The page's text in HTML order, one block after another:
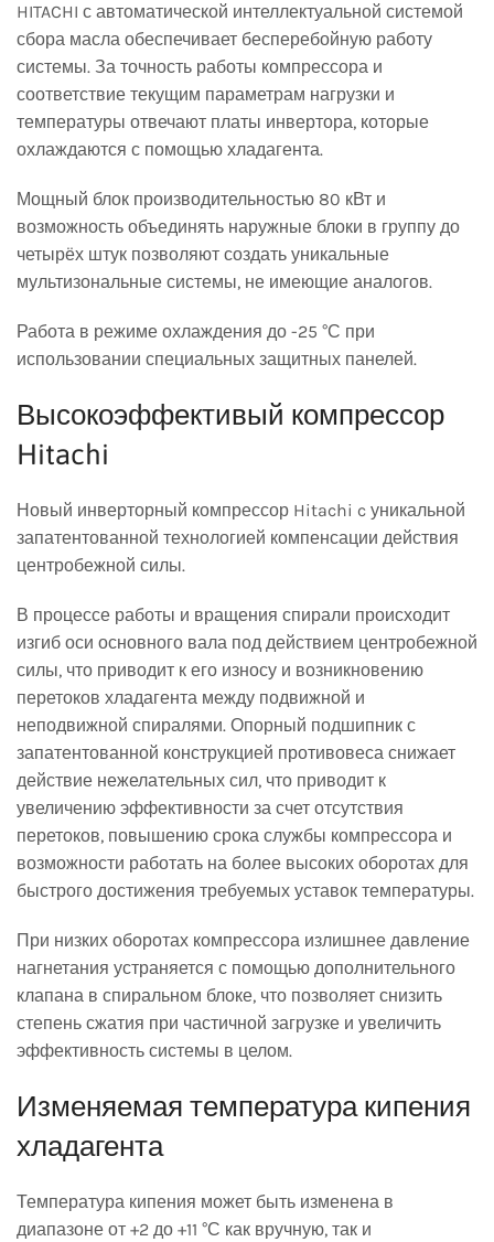
HITACHI с автоматической интеллектуальной системой
сбора масла обеспечивает бесперебойную работу
системы. За точность работы компрессора и
соответствие текущим параметрам нагрузки и
температуры отвечают платы инвертора, которые
охлаждаются с помощью хладагента.
Мощный блок производительностью 80 кВт и
возможность объединять наружные блоки в группу до
четырёх штук позволяют создать уникальные
мультизональные системы, не имеющие аналогов.
Работа в режиме охлаждения до -25 °С при
использовании специальных защитных панелей.
Высокоэффективый компрессор
Hitachi
Новый инверторный компрессор Hitachi c уникальной
запатентованной технологией компенсации действия
центробежной силы.
В процессе работы и вращения спирали происходит
изгиб оси основного вала под действием центробежной
силы, что приводит к его износу и возникновению
перетоков хладагента между подвижной и
неподвижной спиралями. Опорный подшипник с
запатентованной конструкцией противовеса снижает
действие нежелательных сил, что приводит к
увеличению эффективности за счет отсутствия
перетоков, повышению срока службы компрессора и
возможности работать на более высоких оборотах для
быстрого достижения требуемых уставок температуры.
При низких оборотах компрессора излишнее давление
нагнетания устраняется с помощью дополнительного
клапана в спиральном блоке, что позволяет снизить
степень сжатия при частичной загрузке и увеличить
эффективность системы в целом.
Изменяемая температура кипения
хладагента
Температура кипения может быть изменена в
диапазоне от +2 до +11 °С как вручную, так и